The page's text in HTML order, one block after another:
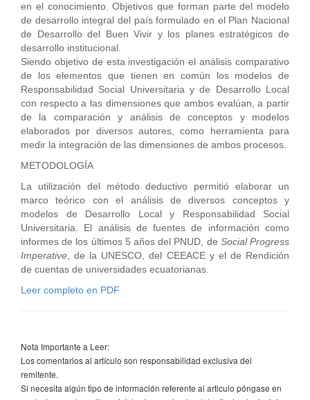
en el conocimiento. Objetivos que forman parte del modelo
de desarrollo integral del país formulado en el Plan Nacional
de Desarrollo del Buen Vivir y los planes estratégicos de
desarrollo institucional.
Siendo objetivo de esta investigación el análisis comparativo
de los elementos que tienen en común los modelos de
Responsabilidad Social Universitaria y de Desarrollo Local
con respecto a las dimensiones que ambos evalúan, a partir
de la comparación y análisis de conceptos y modelos
elaborados por diversos autores, como herramienta para
medir la integración de las dimensiones de ambos procesos.
METODOLOGÍA
La utilización del método deductivo permitió elaborar un
marco teórico con el análisis de diversos conceptos y
modelos de Desarrollo Local y Responsabilidad Social
Universitaria. El análisis de fuentes de información como
informes de los últimos 5 años del PNUD, de Social Progress
Imperative , de la UNESCO, del CEEACE y el de Rendición
de cuentas de universidades ecuatorianas.
Leer completo en PDF
Nota Importante a Leer:
Los comentarios al artículo son responsabilidad exclusiva del
remitente.
Si necesita algún tipo de información referente al articulo póngase en